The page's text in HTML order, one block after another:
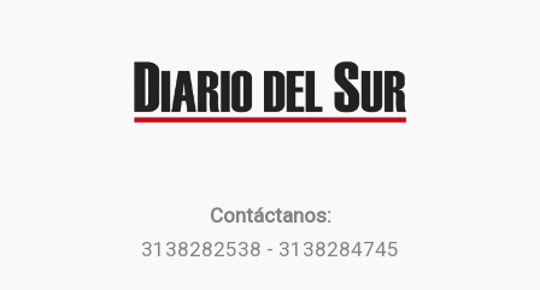
Contáctanos:
3138282538 - 3138284745